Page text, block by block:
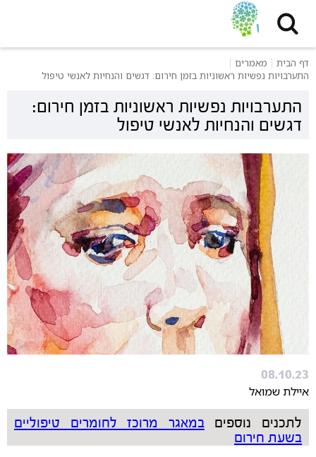
דף הבית
מאמרים
התערבויות נפשיות ראשוניות בזמן חירום: דגשים והנחיות לאנשי טיפול
התערבויות נפשיות ראשוניות בזמן חירום:
דגשים והנחיות לאנשי טיפול
08.10.23
איילת שמואל
לתכנים נוספיםבמאגר מרוכז לחומרים טיפוליים
בשעת חירום